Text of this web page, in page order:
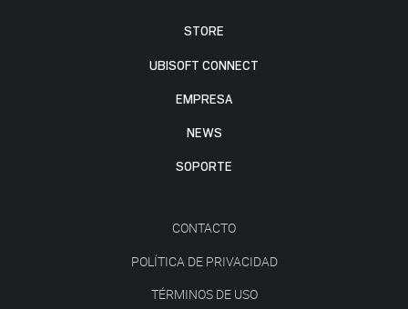
STORE
UBISOFT CONNECT
EMPRESA
NEWS
SOPORTE
CONTACTO
POLÍTICA DE PRIVACIDAD
TÉRMINOS DE USO